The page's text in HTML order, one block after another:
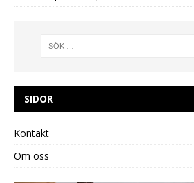
SIDOR
Kontakt
Om oss